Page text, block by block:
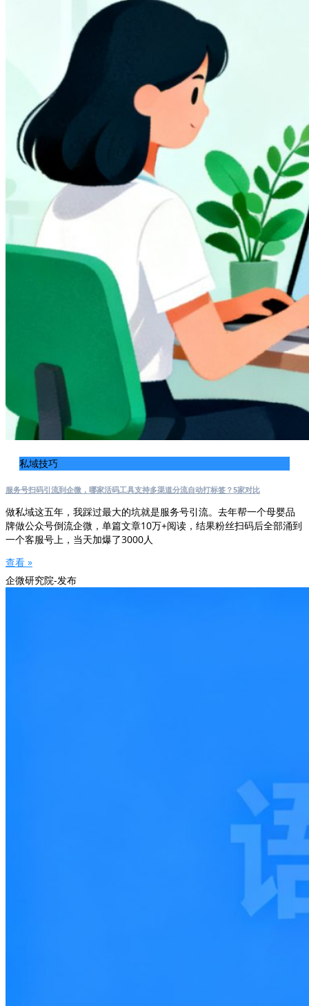
私域技巧
服务号扫码引流到企微，哪家活码工具支持多渠道分流自动打标签？5家对比
做私域这五年，我踩过最大的坑就是服务号引流。去年帮一个母婴品
牌做公众号倒流企微，单篇文章10万+阅读，结果粉丝扫码后全部涌到
一个客服号上，当天加爆了3000人
查看 »
企微研究院-发布